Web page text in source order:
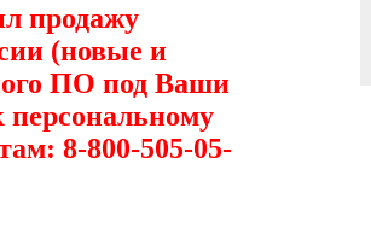
продажу
(новые и
ПО под Ваши
персональному
8-800-505-05-